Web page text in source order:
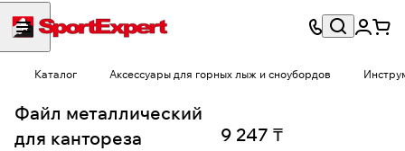
Каталог Аксессуары для горных лыж и сноубордов
Файл металлический
для кантореза
9 247 ₸